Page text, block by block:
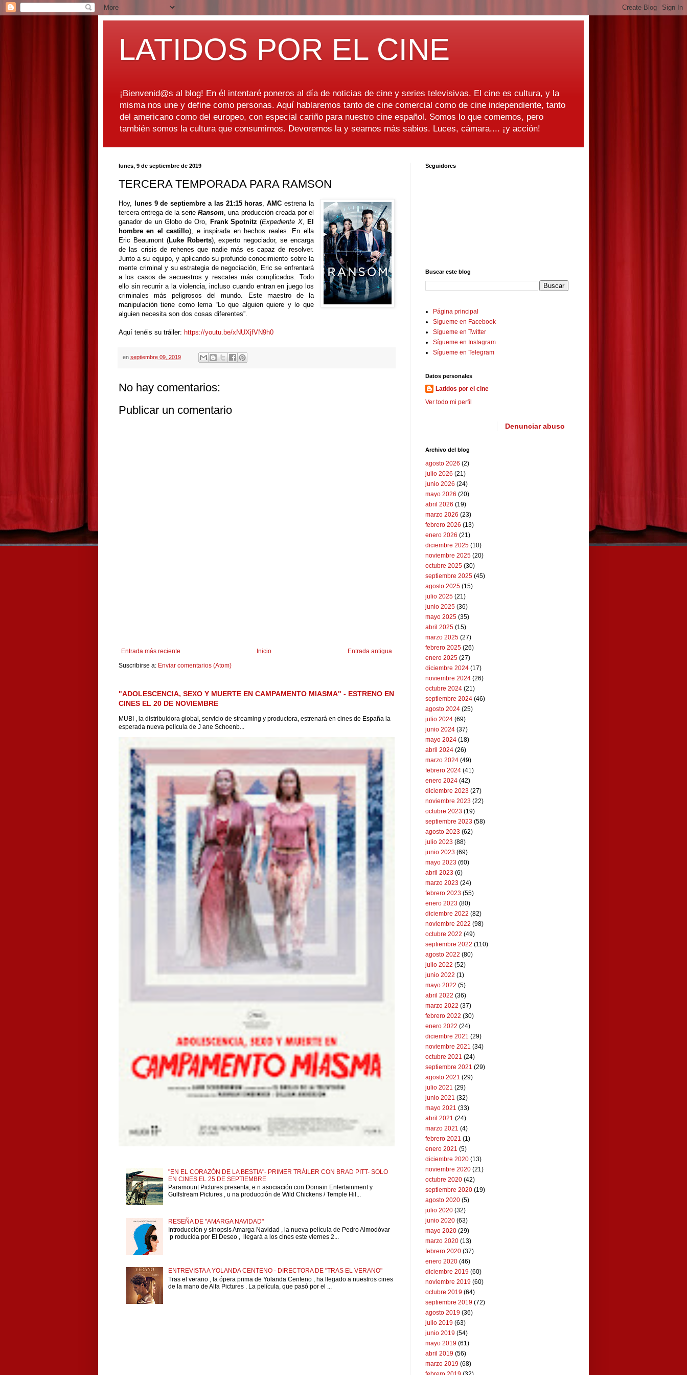
LATIDOS POR EL CINE
¡Bienvenid@s al blog! En él intentaré poneros al día de noticias de cine y series televisivas. El cine es cultura, y la
misma nos une y define como personas. Aquí hablaremos tanto de cine comercial como de cine independiente, tanto
del americano como del europeo, con especial cariño para nuestro cine español. Somos lo que comemos, pero
también somos la cultura que consumimos. Devoremos la y seamos más sabios. Luces, cámara.... ¡y acción!
lunes, 9 de septiembre de 2019
TERCERA TEMPORADA PARA RAMSON
Hoy, lunes 9 de septiembre a las 21:15 horas,AMCestrena la
tercera entrega de la serieRansom, una producción creada por el
ganador de un Globo de Oro, Frank Spotnitz (Expediente X, El
hombre en el castillo), e inspirada en hechos reales. En ella
Eric Beaumont (Luke Roberts), experto negociador, se encarga
de las crisis de rehenes que nadie más es capaz de resolver.
Junto a su equipo, y aplicando su profundo conocimiento sobre la
mente criminal y su estrategia de negociación, Eric se enfrentará
a los casos de secuestros y rescates más complicados. Todo
ello sin recurrir a la violencia, incluso cuando entran en juego los
criminales más peligrosos del mundo. Este maestro de la
manipulación tiene como lema “Lo que alguien quiere y lo que
alguien necesita son dos cosas diferentes”.
Aquí tenéis su tráiler: https://youtu.be/xNUXjfVN9h0
en septiembre 09, 2019
No hay comentarios:
Publicar un comentario
Entrada más reciente Entrada antigua
Inicio
Suscribirse a: Enviar comentarios (Atom)
"ADOLESCENCIA, SEXO Y MUERTE EN CAMPAMENTO MIASMA" - ESTRENO EN
CINES EL 20 DE NOVIEMBRE
MUBI , la distribuidora global, servicio de streaming y productora, estrenará en cines de España la
esperada nueva película de J ane Schoenb...
"EN EL CORAZÓN DE LA BESTIA"- PRIMER TRÁILER CON BRAD PITT- SOLO
EN CINES EL 25 DE SEPTIEMBRE
Paramount Pictures presenta, e n asociación con Domain Entertainment y
Gulfstream Pictures , u na producción de Wild Chickens / Temple Hil...
RESEÑA DE "AMARGA NAVIDAD"
Introducción y sinopsis Amarga Navidad , la nueva película de Pedro Almodóvar
p roducida por El Deseo , llegará a los cines este viernes 2...
ENTREVISTA A YOLANDA CENTENO - DIRECTORA DE "TRAS EL VERANO"
Tras el verano , la ópera prima de Yolanda Centeno , ha llegado a nuestros cines
de la mano de Alfa Pictures . La película, que pasó por el ...
Seguidores
Buscar este blog
Página principal
Sígueme en Facebook
Sígueme en Twitter
Sígueme en Instagram
Sígueme en Telegram
Datos personales
Latidos por el cine
Ver todo mi perfil
Denunciar abuso
Archivo del blog
agosto 2026 (2)
julio 2026 (21)
junio 2026 (24)
mayo 2026 (20)
abril 2026 (19)
marzo 2026 (23)
febrero 2026 (13)
enero 2026 (21)
diciembre 2025 (10)
noviembre 2025 (20)
octubre 2025 (30)
septiembre 2025 (45)
agosto 2025 (15)
julio 2025 (21)
junio 2025 (36)
mayo 2025 (35)
abril 2025 (15)
marzo 2025 (27)
febrero 2025 (26)
enero 2025 (27)
diciembre 2024 (17)
noviembre 2024 (26)
octubre 2024 (21)
septiembre 2024 (46)
agosto 2024 (25)
julio 2024 (69)
junio 2024 (37)
mayo 2024 (18)
abril 2024 (26)
marzo 2024 (49)
febrero 2024 (41)
enero 2024 (42)
diciembre 2023 (27)
noviembre 2023 (22)
octubre 2023 (19)
septiembre 2023 (58)
agosto 2023 (62)
julio 2023 (88)
junio 2023 (69)
mayo 2023 (60)
abril 2023 (6)
marzo 2023 (24)
febrero 2023 (55)
enero 2023 (80)
diciembre 2022 (82)
noviembre 2022 (98)
octubre 2022 (49)
septiembre 2022 (110)
agosto 2022 (80)
julio 2022 (52)
junio 2022 (1)
mayo 2022 (5)
abril 2022 (36)
marzo 2022 (37)
febrero 2022 (30)
enero 2022 (24)
diciembre 2021 (29)
noviembre 2021 (34)
octubre 2021 (24)
septiembre 2021 (29)
agosto 2021 (29)
julio 2021 (29)
junio 2021 (32)
mayo 2021 (33)
abril 2021 (24)
marzo 2021 (4)
febrero 2021 (1)
enero 2021 (5)
diciembre 2020 (13)
noviembre 2020 (21)
octubre 2020 (42)
septiembre 2020 (19)
agosto 2020 (5)
julio 2020 (32)
junio 2020 (63)
mayo 2020 (29)
marzo 2020 (13)
febrero 2020 (37)
enero 2020 (46)
diciembre 2019 (60)
noviembre 2019 (60)
octubre 2019 (64)
septiembre 2019 (72)
agosto 2019 (36)
julio 2019 (63)
junio 2019 (54)
mayo 2019 (61)
abril 2019 (56)
marzo 2019 (68)